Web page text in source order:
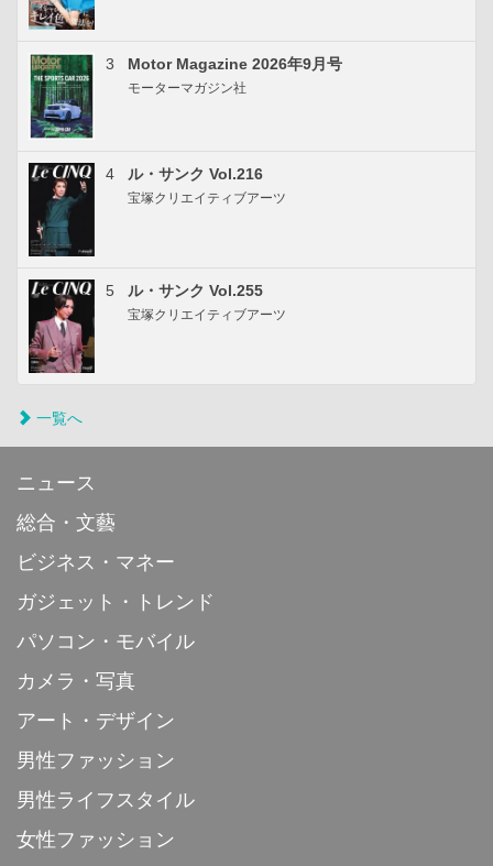
3 Motor Magazine 2026年9月号
モーターマガジン社
4 ル・サンク Vol.216
宝塚クリエイティブアーツ
5 ル・サンク Vol.255
宝塚クリエイティブアーツ
一覧へ
ニュース
総合・文藝
ビジネス・マネー
ガジェット・トレンド
パソコン・モバイル
カメラ・写真
アート・デザイン
男性ファッション
男性ライフスタイル
女性ファッション